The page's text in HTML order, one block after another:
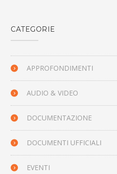
CATEGORIE
APPROFONDIMENTI
AUDIO & VIDEO
DOCUMENTAZIONE
DOCUMENTI UFFICIALI
EVENTI